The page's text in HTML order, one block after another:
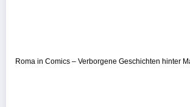
Roma in Comics – Verborgene Geschichten hinter